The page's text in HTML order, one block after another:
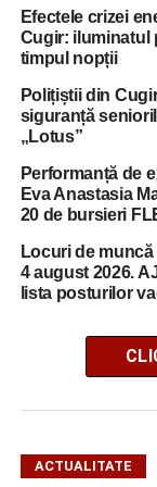
Efectele crizei
Cugir: iluminatul
timpul nopții
Polițiștii din
siguranță
„Lotus”
Performanță de
Eva Anastasia
20 de bursieri
Locuri de
4 august 2026.
lista posturilor
ACTUALITATE